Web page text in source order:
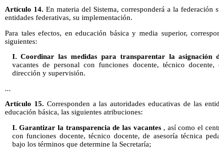
Artículo 14. En materia del Sistema, corresponderá a la
entidades federativas, su implementación.
Para tales efectos, en educación básica y media superior,
siguientes:
I. Coordinar las medidas para transparentar la asignación
vacantes de personal con funciones docente, técnico docente,
dirección y supervisión.
...
Artículo 15. Corresponden a las autoridades educativas de las
educación básica, las siguientes atribuciones:
I. Garantizar la transparencia de las vacantes, así como el
con funciones docente, técnico docente, de asesoría técnica
bajo los términos que determine la Secretaría;